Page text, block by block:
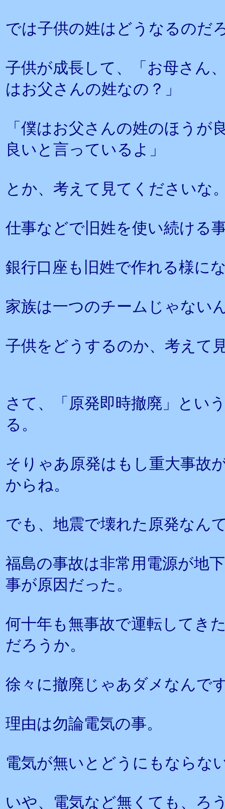
では子供の姓はどうなるのだ
子供が成長して、「お母さん
はお父さんの姓なの？」
「僕はお父さんの姓のほうが
良いと言っているよ」
とか、考えて見てくださいな
仕事などで旧姓を使い続ける
銀行口座も旧姓で作れる様に
家族は一つのチームじゃない
子供をどうするのか、考えて
さて、「原発即時撤廃」とい
る。
そりゃあ原発はもし重大事故
からね。
でも、地震で壊れた原発なん
福島の事故は非常用電源が地
事が原因だった。
何十年も無事故で運転してき
だろうか。
徐々に撤廃じゃあダメなんで
理由は勿論電気の事。
電気が無いとどうにもならな
いや、電気など無くても、ろ